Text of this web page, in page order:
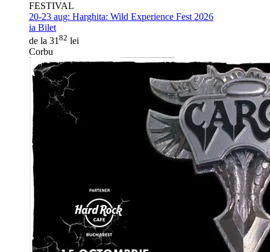
FESTIVAL
20-23 aug: Harghita: Wild Experience Fest 2026
ia Bilet
de la 31 82 lei
Corbu